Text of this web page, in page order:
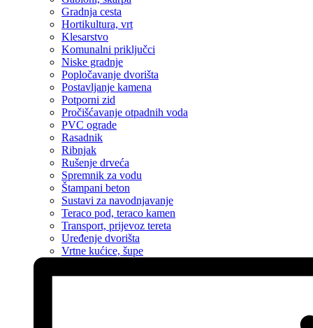
Gradnja cesta
Hortikultura, vrt
Klesarstvo
Komunalni priključci
Niske gradnje
Popločavanje dvorišta
Postavljanje kamena
Potporni zid
Pročišćavanje otpadnih voda
PVC ograde
Rasadnik
Ribnjak
Rušenje drveća
Spremnik za vodu
Štampani beton
Sustavi za navodnjavanje
Teraco pod, teraco kamen
Transport, prijevoz tereta
Uređenje dvorišta
Vrtne kućice, šupe